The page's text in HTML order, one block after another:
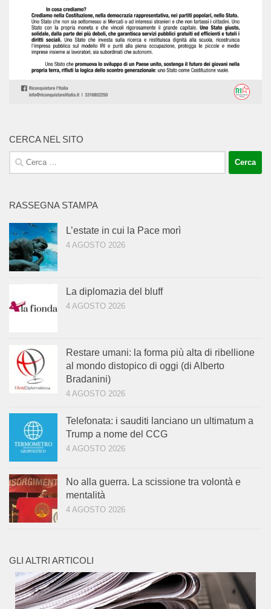
CERCA NEL SITO
Ricerca
per:
RASSEGNA STAMPA
L’estate in cui la Pace morì
4 AGOSTO 2026
La diplomazia del bluff
4 AGOSTO 2026
Restare umani: la forma più alta di ribellione
al mondo distopico di oggi (di Alberto
Bradanini)
4 AGOSTO 2026
Telefonata: i sauditi lanciano un ultimatum a
Trump a nome del CCG
4 AGOSTO 2026
No alla guerra. La scissione tra volontà e
mentalità
4 AGOSTO 2026
GLI ALTRI ARTICOLI